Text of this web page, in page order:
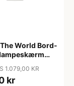
World Bord-
1.079,00 KR
kr